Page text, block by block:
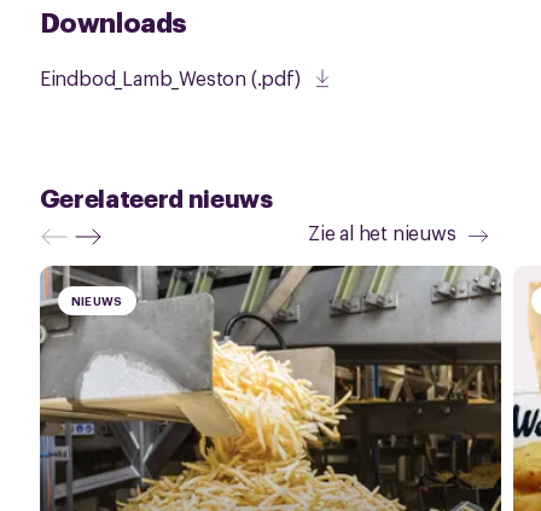
Downloads
Eindbod_Lamb_Weston (.pdf)
Gerelateerd nieuws
Zie al het nieuws
NIEUWS